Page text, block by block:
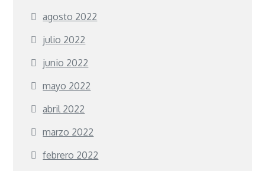
agosto 2022
julio 2022
junio 2022
mayo 2022
abril 2022
marzo 2022
febrero 2022